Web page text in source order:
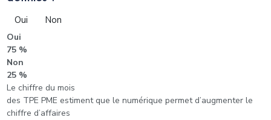
Oui Non
Oui
75 %
Non
25 %
Le chiffre du mois
des TPE PME estiment que le numérique permet d’augmenter le
chiffre d’affaires